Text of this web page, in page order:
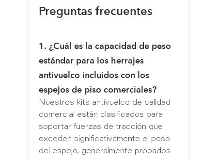
Preguntas frecuentes
1. ¿Cuál es la capacidad de peso
estándar para los herrajes
antivuelco incluidos con los
espejos de piso comerciales?
Nuestros kits antivuelco de calidad
comercial están clasificados para
soportar fuerzas de tracción que
exceden significativamente el peso
del espejo, generalmente probados